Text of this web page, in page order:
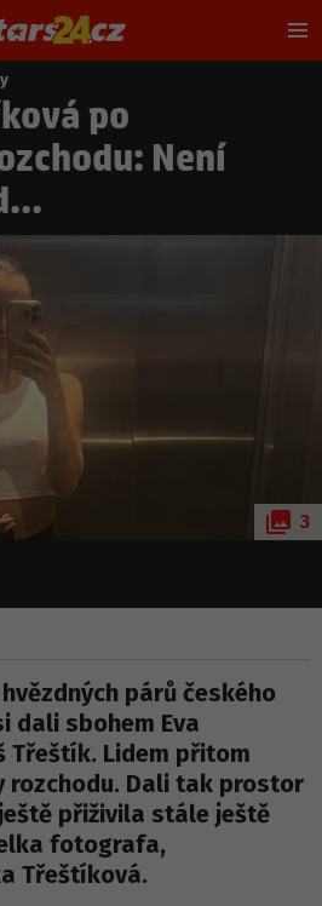
po
Není
3
párů českého
dali sbohem Eva
Třeštík. Lidem přitom
rozchodu. Dali tak prostor
přiživila stále ještě
fotografa,
Třeštíková.